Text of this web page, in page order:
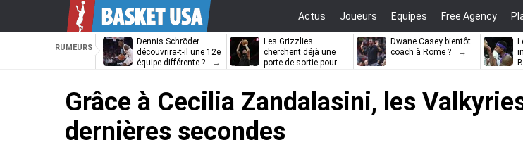
Actus Joueurs Equipes Free Agency
RUMEURS
Dennis Schröder
découvrira-t-il une 12e
équipe différente ?
Les Grizzlies
cherchent déjà une
porte de sortie pour
Dwane Casey bientôt
coach à Rome ?
Grâce à Cecilia Zandalasini, les
dernières secondes